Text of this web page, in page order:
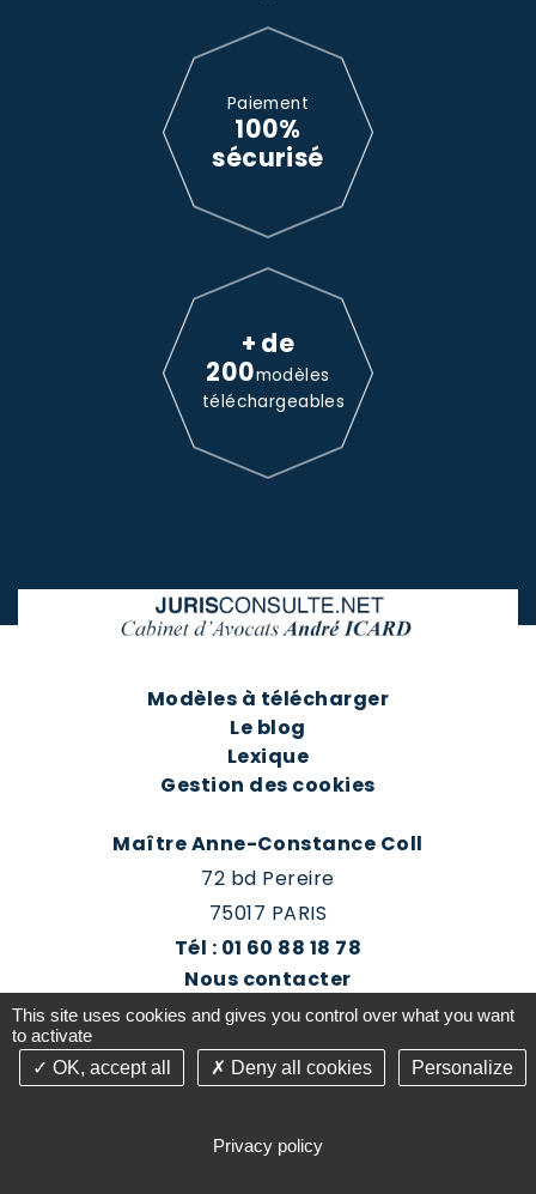
Paiement
100%
sécurisé
+ de
200modèles
téléchargeables
Modèles à télécharger
Le blog
Lexique
Gestion des cookies
Maître Anne-Constance Coll
72 bd Pereire
75017 PARIS
Tél : 01 60 88 18 78
Nous contacter
Prendre rendez-vous
This site uses cookies and gives you control over what you want
to activate
OK, accept all
Deny all cookies Personalize
Privacy policy